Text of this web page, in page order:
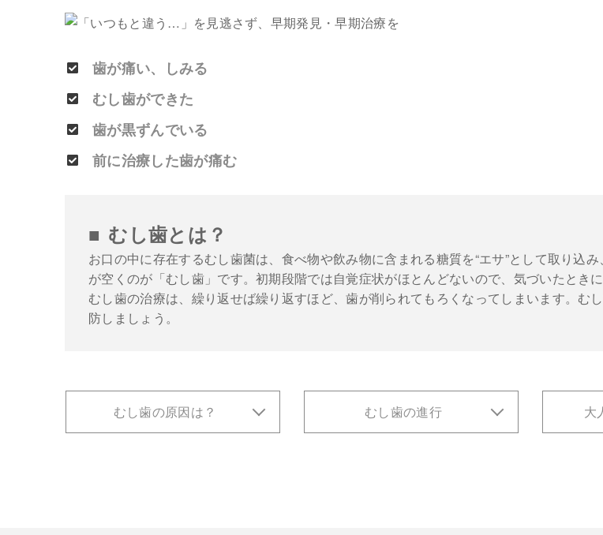
歯が痛い、しみる
むし歯ができた
歯が黒ずんでいる
前に治療した歯が痛む
むし歯とは？
お口の中に存在するむし歯菌は、食べ物や飲み物に含まれる糖質を“エサ”として取り込
が空くのが「むし歯」です。初期段階では自覚症状がほとんどないので、気づいたとき
むし歯の治療は、繰り返せば繰り返すほど、歯が削られてもろくなってしまいます。む
防しましょう。
むし歯の原因は？ むし歯の進行 大